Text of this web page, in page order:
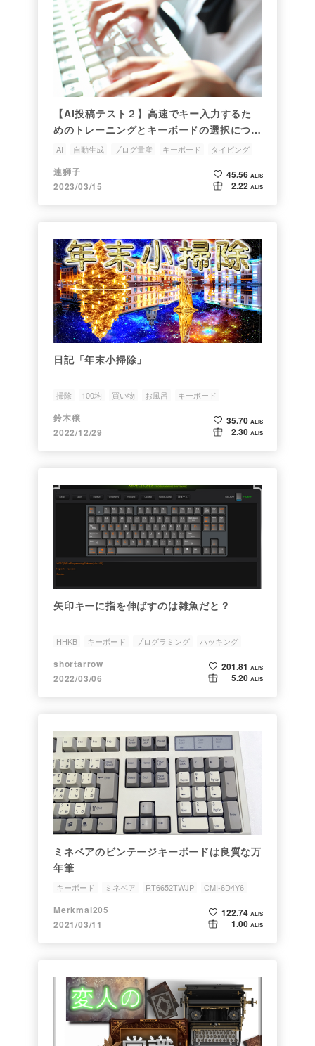
【AI投稿テスト２】高速でキー入力するた
めのトレーニングとキーボードの選択につい
て
AI 自動生成 ブログ量産 キーボード タイピング
連獅子
2023/03/15
45.56 ALIS
2.22 ALIS
日記「年末小掃除」
掃除 100均 買い物 お風呂 キーボード
鈴木穣
2022/12/29
35.70 ALIS
2.30 ALIS
矢印キーに指を伸ばすのは雑魚だと？
HHKB キーボード プログラミング
ハッキング
ライティング
shortarrow
2022/03/06
201.81 ALIS
5.20 ALIS
ミネベアのビンテージキーボードは良質な万
年筆
キーボード ミネベア RT6652TWJP CMI-6D4Y6
Merkmal205
2021/03/11
122.74 ALIS
1.00 ALIS